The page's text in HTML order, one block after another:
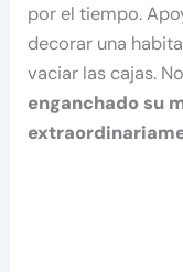
por el tiempo.
decorar una
vaciar las cajas.
enganchado su